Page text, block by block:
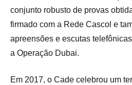
conjunto robusto de provas
firmado com a Rede Cascol e
apreensões e escutas
a Operação Dubai.
Em 2017, o Cade celebrou um